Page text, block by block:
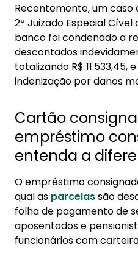
Recentemente, um caso
2º Juizado Especial
banco foi condenado a
descontados
totalizando R$ 11.533,45,
indenização por danos
Cartão
empréstimo
entenda a
O empréstimo
qual as parcelassão
folha de pagamento de
aposentados e
funcionários com